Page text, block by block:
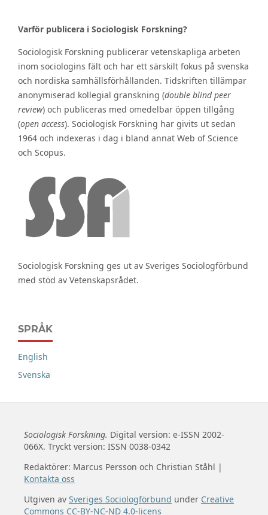
Varför publicera i Sociologisk Forskning?
Sociologisk Forskning publicerar vetenskapliga arbeten
inom sociologins fält och har ett särskilt fokus på svenska
och nordiska samhällsförhållanden. Tidskriften tillämpar
anonymiserad kollegial granskning (double blind peer
review) och publiceras med omedelbar öppen tillgång
(open access). Sociologisk Forskning har givits ut sedan
1964 och indexeras i dag i bland annat Web of Science
och Scopus.
Sociologisk Forskning ges ut av Sveriges Sociologförbund
med stöd av Vetenskapsrådet.
SPRÅK
English
Svenska
Sociologisk Forskning. Digital version: e-ISSN 2002-
066X. Tryckt version: ISSN 0038-0342
Redaktörer: Marcus Persson och Christian Ståhl |
Kontakta oss
Utgiven av Sveriges Sociologförbund under Creative
Commons CC-BY-NC-ND 4.0-licens